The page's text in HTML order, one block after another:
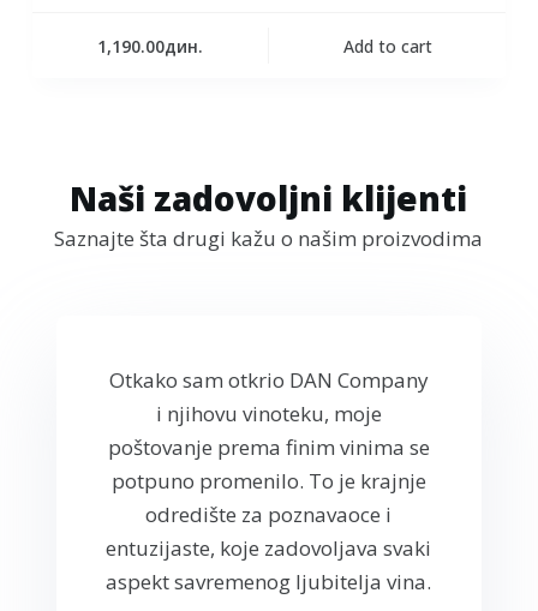
1,190.00дин. Add to cart
Naši zadovoljni klijenti
Saznajte šta drugi kažu o našim proizvodima
Otkako sam otkrio DAN Company
i njihovu vinoteku, moje
poštovanje prema finim vinima se
potpuno promenilo. To je krajnje
odredište za poznavaoce i
entuzijaste, koje zadovoljava svaki
aspekt savremenog ljubitelja vina.